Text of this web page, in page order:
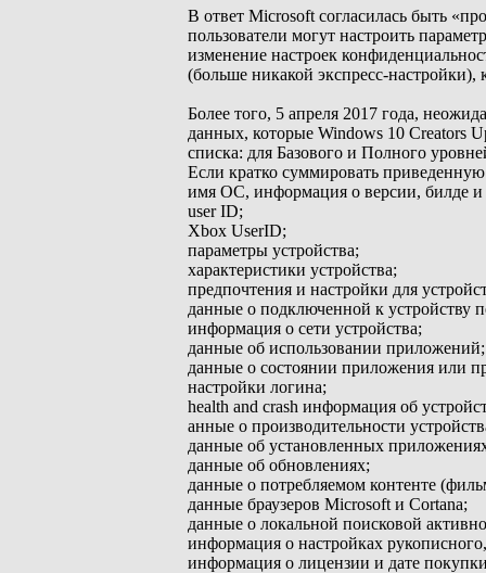
В ответ Microsoft согласилась быть
пользователи могут настроить
изменение настроек
(больше никакой экспресс-настройки),
Более того, 5 апреля 2017 года,
данных, которые Windows 10 Creators
списка: для Базового и Полного
Если кратко суммировать
имя ОС, информация о версии, билде и
user ID;
Xbox UserID;
параметры устройства;
характеристики устройства;
предпочтения и настройки для
данные о подключенной к устройству
информация о сети устройства;
данные об использовании приложений;
данные о состоянии приложения или
настройки логина;
health and crash информация об
анные о производительности
данные об установленных
данные об обновлениях;
данные о потребляемом контенте
данные браузеров Microsoft и Cortana;
данные о локальной поисковой
информация о настройках
информация о лицензии и дате